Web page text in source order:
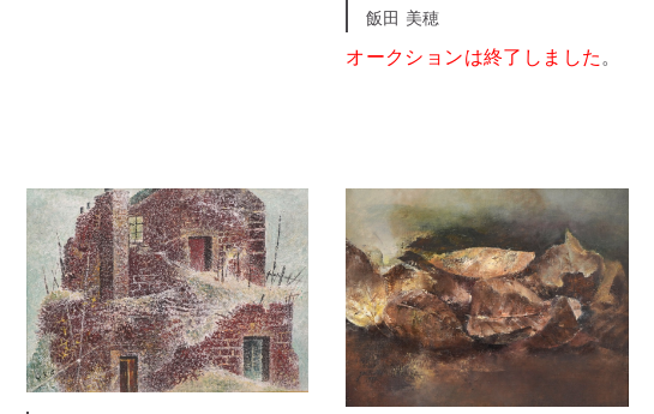
飯田 美穂
オークションは終了しました 。